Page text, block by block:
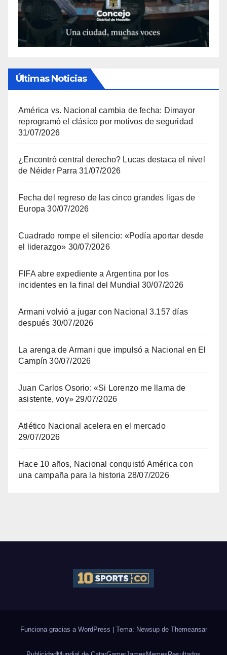
Últimas Noticias
América vs. Nacional cambia de fecha: Dimayor
reprogramó el clásico por motivos de seguridad
31/07/2026
¿Encontró central derecho? Lucas destaca el nivel
de Néider Parra 31/07/2026
Fecha del regreso de las cinco grandes ligas de
Europa 30/07/2026
Cuadrado rompe el silencio: «Podía aportar desde
el liderazgo» 30/07/2026
FIFA abre expediente a Argentina por los
incidentes en la final del Mundial 30/07/2026
Armani volvió a jugar con Nacional 3.157 días
después 30/07/2026
La arenga de Armani que impulsó a Nacional en El
Campín 30/07/2026
Juan Carlos Osorio: «Si Lorenzo me llama de
asistente, voy» 29/07/2026
Atlético Nacional acelera en el mercado
29/07/2026
Hace 10 años, Nacional conquistó América con
una campaña para la historia 28/07/2026
Funciona gracias a WordPress Tema: Newsup de Themeansar